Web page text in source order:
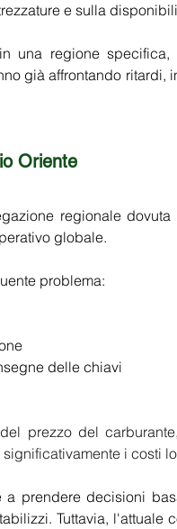
e sulla
una regione
già affrontando ritardi,
Oriente
regionale
globale.
problema:
delle chiavi
prezzo del
i costi
prendere decisioni
Tuttavia, l'attuale